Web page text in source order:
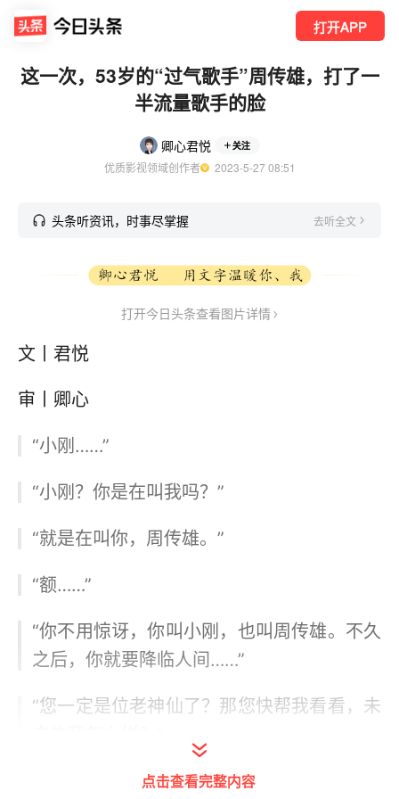
打开APP
这一次，53岁的“过气歌手”周传雄，打了一
半流量歌手的脸
卿心君悦 关注
优质影视领域创作者
  2023-5-27 08:51
头条听资讯，时事尽掌握 去听全文
打开今日头条查看图片详情
文丨君悦
审丨卿心
“小刚……”
“小刚？你是在叫我吗？”
“就是在叫你，周传雄。”
“额……”
“你不用惊讶，你叫小刚，也叫周传雄。不久
之后，你就要降临人间……”
“您一定是位老神仙了？那您快帮我看看，未
点击查看完整内容